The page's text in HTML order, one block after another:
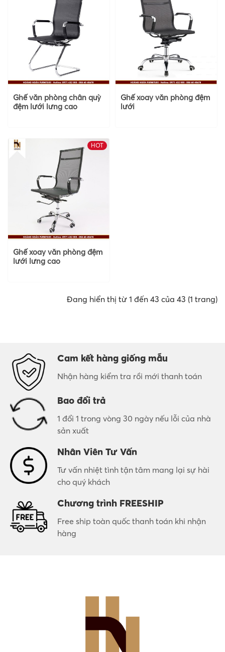
Ghế văn phòng chân quỳ
đệm lưới lưng cao
Ghế xoay văn phòng đệm
lưới
HOT
Ghế xoay văn phòng đệm
lưới lưng cao
Đang hiển thị từ 1 đến 43 của 43 (1 trang)
Cam kết hàng giống mẫu
Nhận hàng kiểm tra rồi mới thanh toán
Bao đổi trả
1 đổi 1 trong vòng 30 ngày nếu lỗi của nhà
sản xuất
Nhân Viên Tư Vấn
Tư vấn nhiệt tình tận tâm mang lại sự hài
cho quý khách
Chương trình FREESHIP
Free ship toàn quốc thanh toán khi nhận
hàng